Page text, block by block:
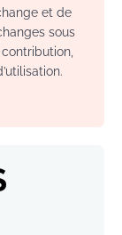
et de
sous